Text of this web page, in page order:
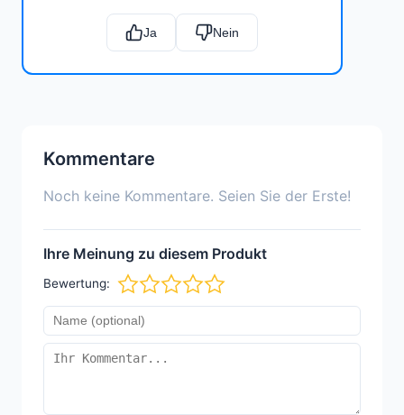
Ja Nein
Kommentare
Noch keine Kommentare. Seien Sie der Erste!
Ihre Meinung zu diesem Produkt
Bewertung: